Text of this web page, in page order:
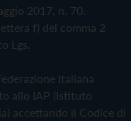
2017, n. 70.
f) del comma 2
Lgs.
Italiana
allo IAP (Istituto
accettando il Codice di